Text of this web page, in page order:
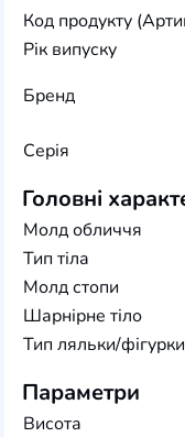
Код продукту
Рік випуску
Бренд
Серія
Головні
Молд обличчя
Тип тіла
Молд стопи
Шарнірне тіло
Тип ляльки/фігурки
Параметри
Висота